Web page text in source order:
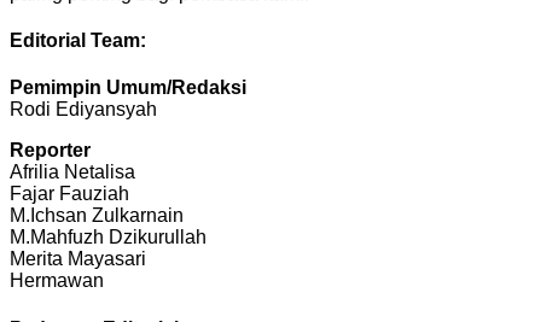
Editorial Team:
Pemimpin Umum/Redaksi
Rodi Ediyansyah
Reporter
Afrilia Netalisa
Fajar Fauziah
M.Ichsan Zulkarnain
M.Mahfuzh Dzikurullah
Merita Mayasari
Hermawan